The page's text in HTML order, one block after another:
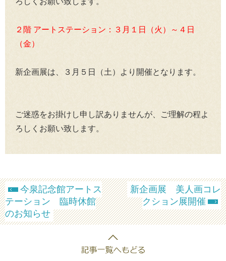
２階 アートステーション：３月１日（火）～４日
（金）
新企画展は、３月５日（土）より開催となります。
ご迷惑をお掛けし申し訳ありませんが、ご理解の程よ
ろしくお願い致します。
今泉記念館アートス
テーション 臨時休館
のお知らせ
新企画展 美人画コレ
クション展開催